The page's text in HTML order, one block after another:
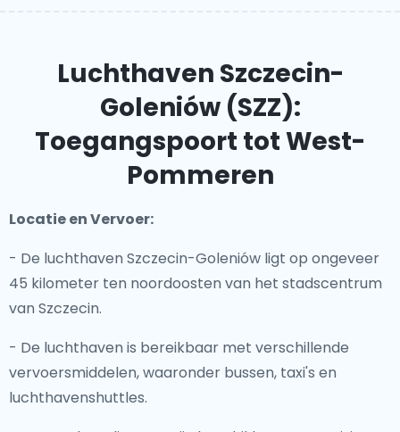
Luchthaven Szczecin-
Goleniów (SZZ):
Toegangspoort tot West-
Pommeren
Locatie en Vervoer:
- De luchthaven Szczecin-Goleniów ligt op ongeveer
45 kilometer ten noordoosten van het stadscentrum
van Szczecin.
- De luchthaven is bereikbaar met verschillende
vervoersmiddelen, waaronder bussen, taxi's en
luchthavenshuttles.